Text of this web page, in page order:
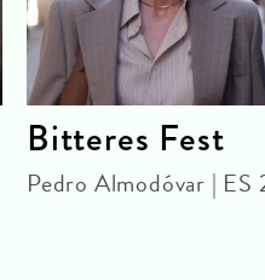
Bitteres Fest
Pedro Almodóvar | ES